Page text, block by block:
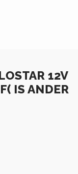
12V
IS ANDER